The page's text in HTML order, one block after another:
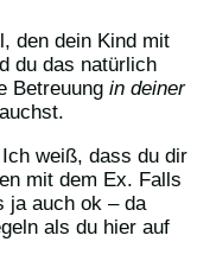
den dein Kind mit
du das natürlich
Betreuung in deiner
Ich weiß, dass du dir
mit dem Ex. Falls
ja auch ok – da
als du hier auf